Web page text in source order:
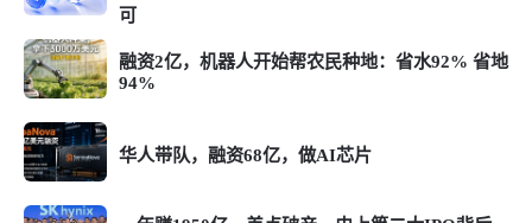
可
融资2亿，机器人开始帮农民种地：省水92% 省地
94%
华人带队，融资68亿，做AI芯片